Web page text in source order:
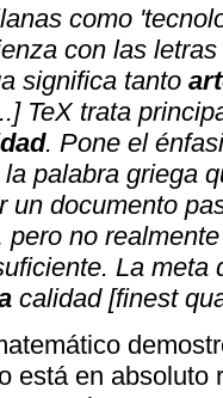
como
con las
significa tanto
TeX trata
. Pone el
palabra griega
un documento
no
La meta
calidad [finest
está en absoluto